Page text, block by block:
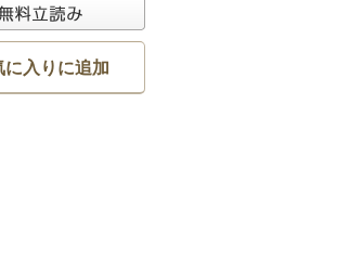
に入りに追加